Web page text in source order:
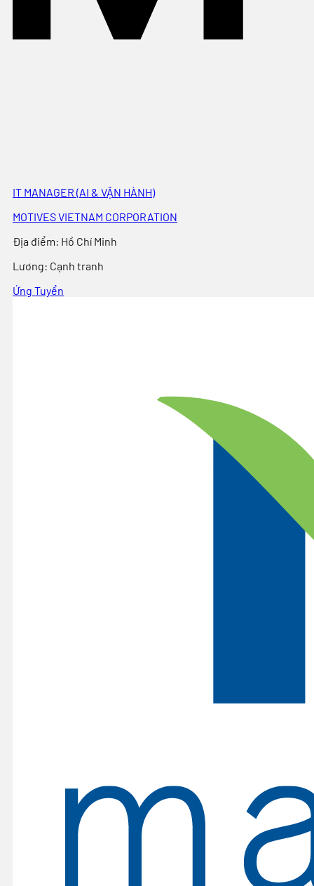
IT MANAGER (AI & VẬN HÀNH)
MOTIVES VIETNAM CORPORATION
Địa điểm: Hồ Chí Minh
Lương: Cạnh tranh
Ứng Tuyển